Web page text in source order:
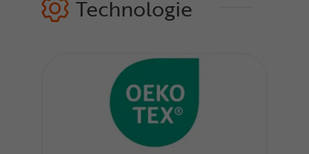
Technologie